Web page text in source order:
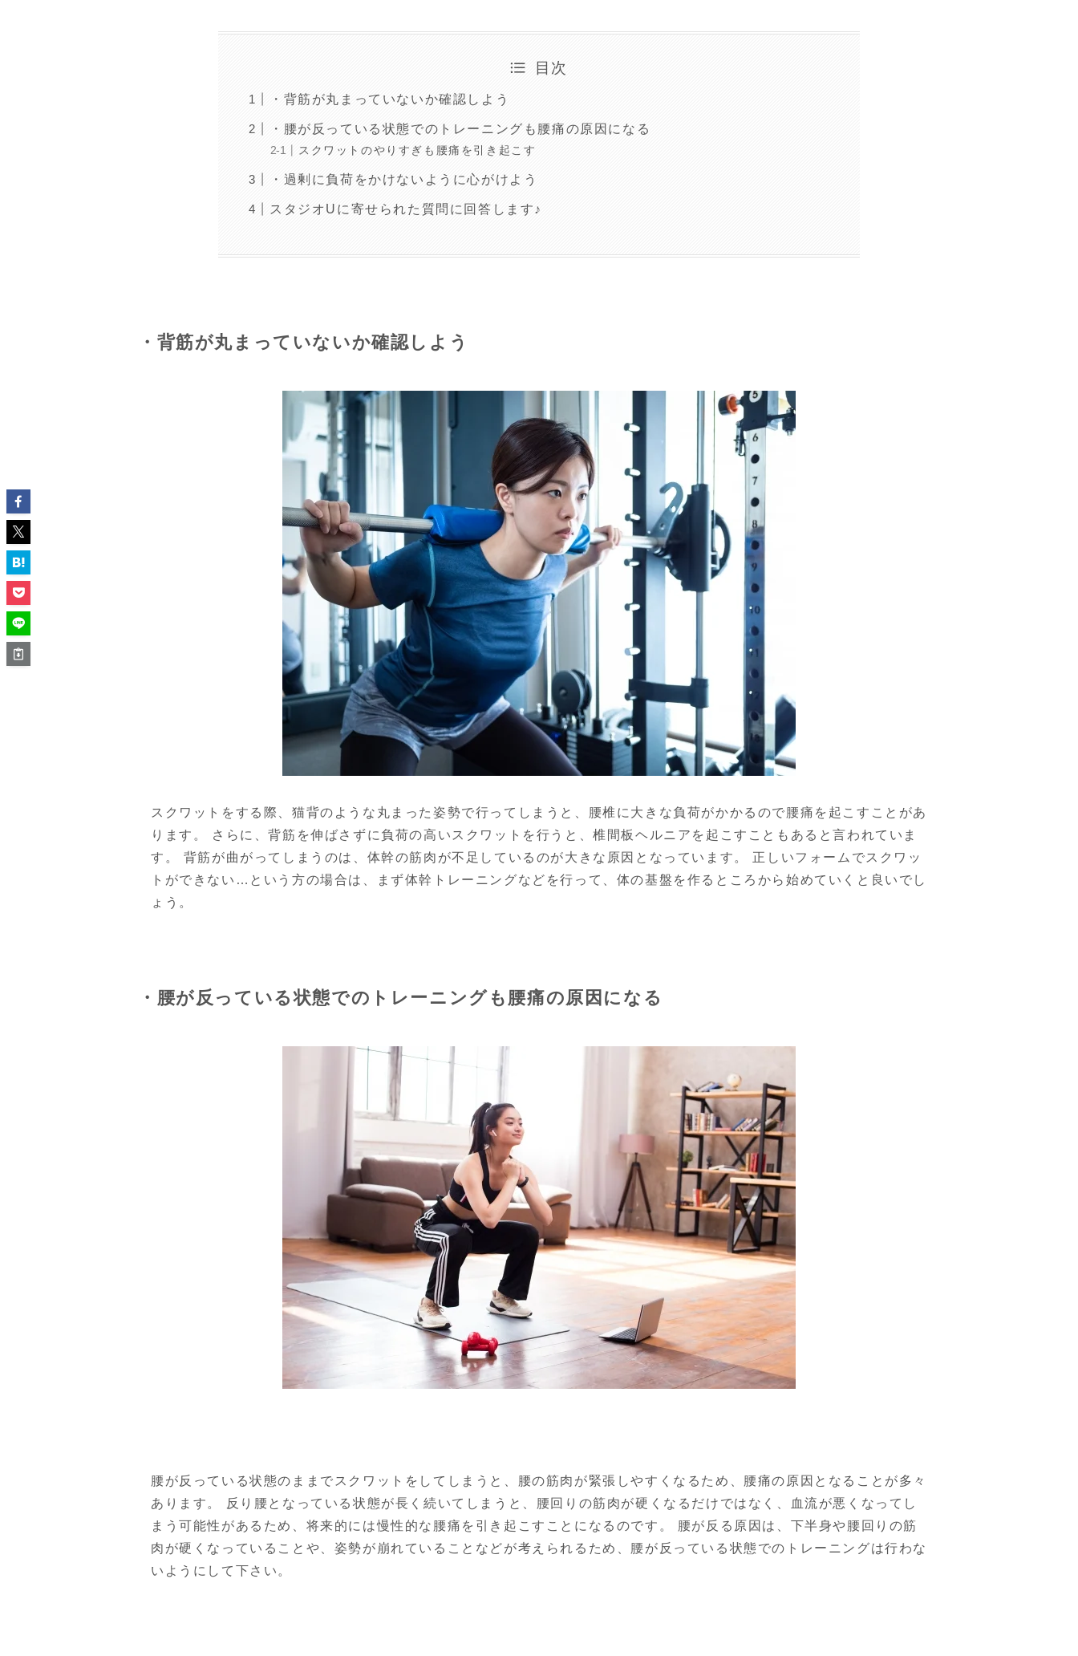
目次
・背筋が丸まっていないか確認しよう
・腰が反っている状態でのトレーニングも腰痛の原因になる
スクワットのやりすぎも腰痛を引き起こす
・過剰に負荷をかけないように心がけよう
スタジオUに寄せられた質問に回答します♪
・背筋が丸まっていないか確認しよう
スクワットをする際、猫背のような丸まった姿勢で行ってしまうと、腰椎に大きな負荷がかかるので腰痛を起こすことがあ
ります。 さらに、背筋を伸ばさずに負荷の高いスクワットを行うと、椎間板ヘルニアを起こすこともあると言われていま
す。 背筋が曲がってしまうのは、体幹の筋肉が不足しているのが大きな原因となっています。 正しいフォームでスクワッ
トができない…という方の場合は、まず体幹トレーニングなどを行って、体の基盤を作るところから始めていくと良いでし
ょう。
・腰が反っている状態でのトレーニングも腰痛の原因になる
腰が反っている状態のままでスクワットをしてしまうと、腰の筋肉が緊張しやすくなるため、腰痛の原因となることが多々
あります。 反り腰となっている状態が長く続いてしまうと、腰回りの筋肉が硬くなるだけではなく、血流が悪くなってし
まう可能性があるため、将来的には慢性的な腰痛を引き起こすことになるのです。 腰が反る原因は、下半身や腰回りの筋
肉が硬くなっていることや、姿勢が崩れていることなどが考えられるため、腰が反っている状態でのトレーニングは行わな
いようにして下さい。